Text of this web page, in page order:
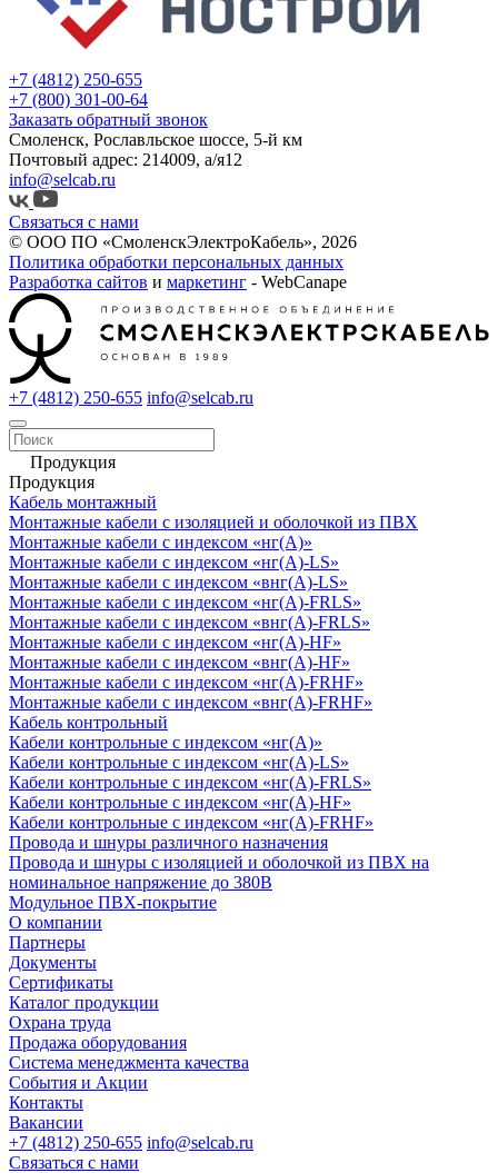
+7 (4812) 250-655
+7 (800) 301-00-64
Заказать обратный звонок
Смоленск, Рославльское шоссе, 5-й км
Почтовый адрес: 214009, а/я12
info@selcab.ru
Связаться с нами
© ООО ПО «СмоленскЭлектроКабель», 2026
Политика обработки персональных данных
Разработка сайтов и маркетинг - WebCanape
+7 (4812) 250-655 info@selcab.ru
Продукция
Продукция
Кабель монтажный
Монтажные кабели с изоляцией и оболочкой из ПВХ
Монтажные кабели с индексом «нг(А)»
Монтажные кабели с индексом «нг(А)-LS»
Монтажные кабели с индексом «внг(А)-LS»
Монтажные кабели с индексом «нг(А)-FRLS»
Монтажные кабели с индексом «внг(А)-FRLS»
Монтажные кабели с индексом «нг(А)-HF»
Монтажные кабели с индексом «внг(А)-HF»
Монтажные кабели с индексом «нг(А)-FRHF»
Монтажные кабели с индексом «внг(А)-FRHF»
Кабель контрольный
Кабели контрольные с индексом «нг(А)»
Кабели контрольные с индексом «нг(А)-LS»
Кабели контрольные с индексом «нг(А)-FRLS»
Кабели контрольные с индексом «нг(А)-HF»
Кабели контрольные с индексом «нг(А)-FRHF»
Провода и шнуры различного назначения
Провода и шнуры с изоляцией и оболочкой из ПВХ на
номинальное напряжение до 380В
Модульное ПВХ-покрытие
О компании
Партнеры
Документы
Сертификаты
Каталог продукции
Охрана труда
Продажа оборудования
Система менеджмента качества
События и Акции
Контакты
Вакансии
+7 (4812) 250-655 info@selcab.ru
Связаться с нами